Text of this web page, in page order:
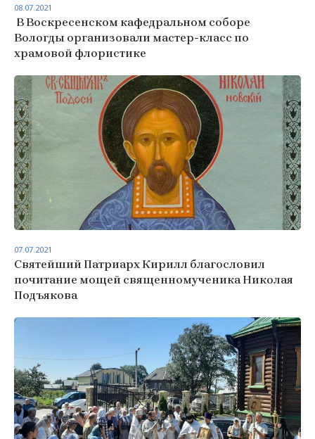
В Воскресенском кафедральном соборе
Вологды организовали мастер-класс по
храмовой флористике
08.07.2021
Святейший Патриарх Кирилл благословил
почитание мощей священномученика Николая
Подъякова
07.07.2021